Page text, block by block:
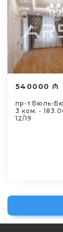
540000 ₼
пр-т Бюль-
3 ком. -
12/19